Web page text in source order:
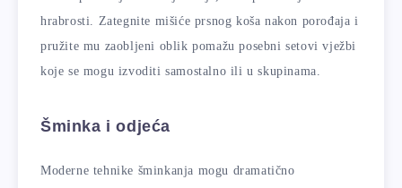
hrabrosti. Zategnite mišiće prsnog koša nakon porođaja i
pružite mu zaobljeni oblik pomažu posebni setovi vježbi
koje se mogu izvoditi samostalno ili u skupinama.
Šminka i odjeća
Moderne tehnike šminkanja mogu dramatično